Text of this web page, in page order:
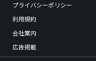
プライバシーポリシー
利用規約
会社案内
広告掲載